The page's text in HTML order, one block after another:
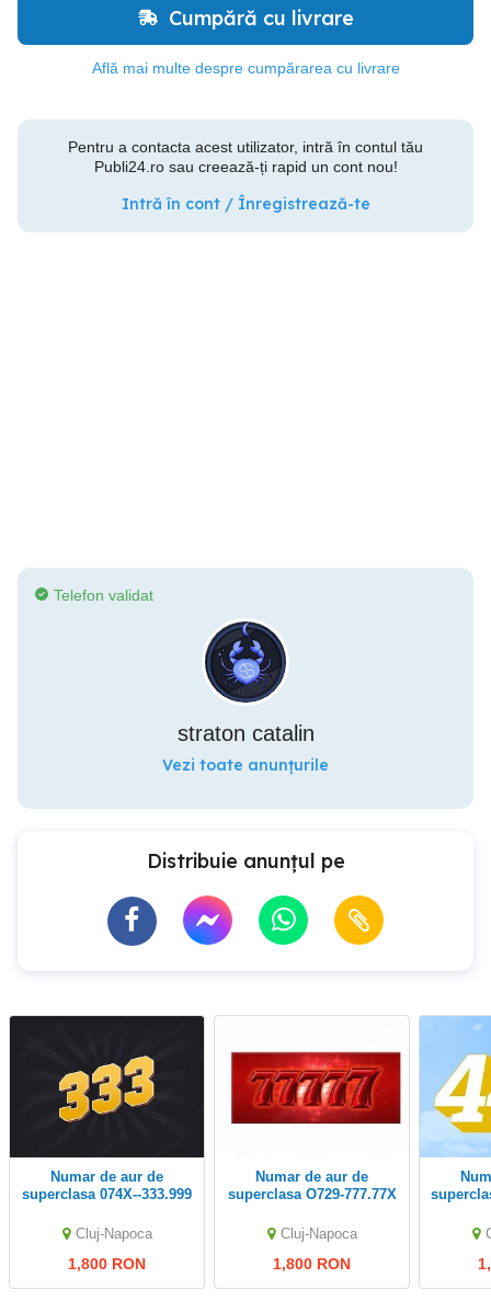
Cumpără cu livrare
Află mai multe despre cumpărarea cu livrare
Pentru a contacta acest utilizator, intră în contul tău
Publi24.ro sau creează-ți rapid un cont nou!
Intră în cont / Înregistrează-te
Telefon validat
straton catalin
Vezi toate anunțurile
Distribuie anunțul pe
numar de aur de
superclasa 074X--333.999
Cluj-Napoca
1,800 RON
numar de aur de
superclasa O729-777.77X
Cluj-Napoca
1,800 RON
numar de aur de